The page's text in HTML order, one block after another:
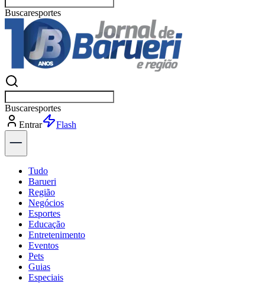
Buscarpolítica
Buscarpolítica
Entrar
Explorar
Tudo
Barueri
Região
Negócios
Esportes
Educação
Entretenimento
Eventos
Pets
Guias
Especiais